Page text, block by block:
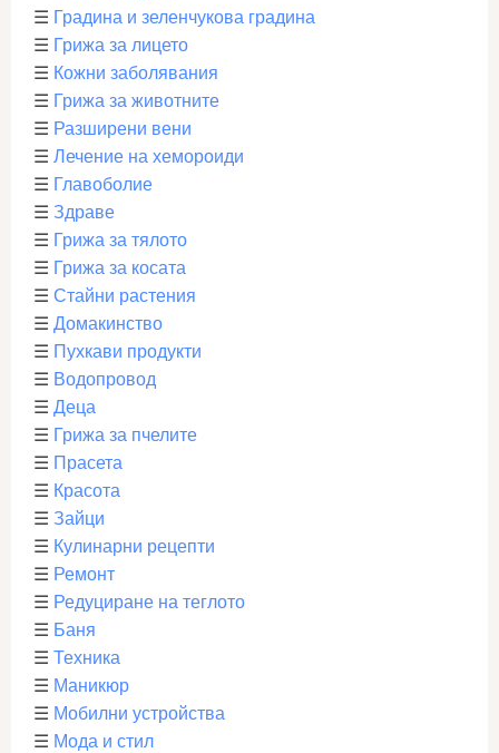
☰ Градина и зеленчукова градина
☰ Грижа за лицето
☰ Кожни заболявания
☰ Грижа за животните
☰ Разширени вени
☰ Лечение на хемороиди
☰ Главоболие
☰ Здраве
☰ Грижа за тялото
☰ Грижа за косата
☰ Стайни растения
☰ Домакинство
☰ Пухкави продукти
☰ Водопровод
☰ Деца
☰ Грижа за пчелите
☰ Прасета
☰ Красота
☰ Зайци
☰ Кулинарни рецепти
☰ Ремонт
☰ Редуциране на теглото
☰ Баня
☰ Техника
☰ Маникюр
☰ Мобилни устройства
☰ Мода и стил